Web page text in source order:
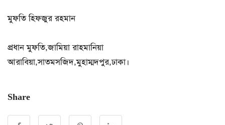
মুফতি হিফজুর রহমান
প্রধান মুফতি,জামিয়া রাহমানিয়া
আরাবিয়া,সাতমসজিদ,মুহাম্মদপুর,ঢাকা।
Share